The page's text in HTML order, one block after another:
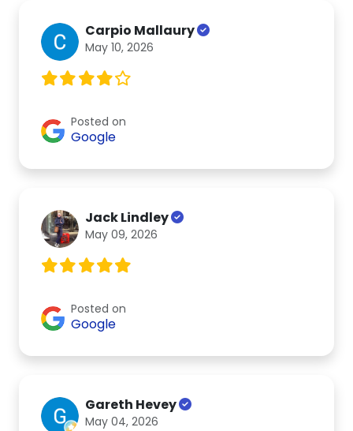
Carpio Mallaury
May 10, 2026
Posted on
Google
Jack Lindley
May 09, 2026
Posted on
Google
Gareth Hevey
May 04, 2026